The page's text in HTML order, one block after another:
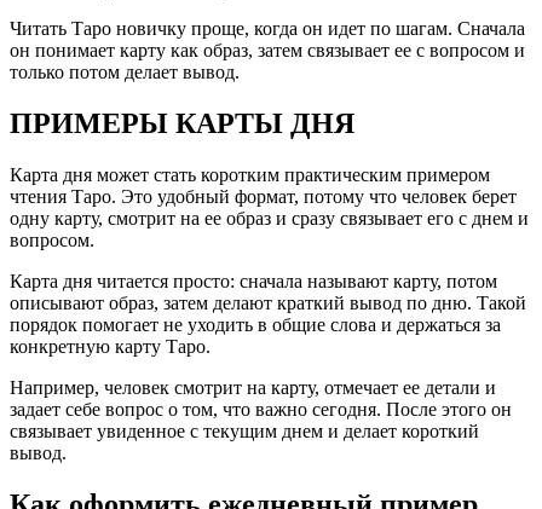
Читать Таро новичку проще, когда он идет по шагам. Сначала
он понимает карту как образ, затем связывает ее с вопросом и
только потом делает вывод.
ПРИМЕРЫ КАРТЫ ДНЯ
Карта дня может стать коротким практическим примером
чтения Таро. Это удобный формат, потому что человек берет
одну карту, смотрит на ее образ и сразу связывает его с днем и
вопросом.
Карта дня читается просто: сначала называют карту, потом
описывают образ, затем делают краткий вывод по дню. Такой
порядок помогает не уходить в общие слова и держаться за
конкретную карту Таро.
Например, человек смотрит на карту, отмечает ее детали и
задает себе вопрос о том, что важно сегодня. После этого он
связывает увиденное с текущим днем и делает короткий
вывод.